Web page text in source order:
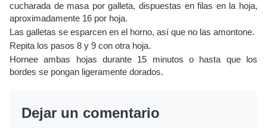
cucharada de masa por galleta, dispuestas en filas en la hoja,
aproximadamente 16 por hoja.
Las galletas se esparcen en el horno, así que no las amontone.
Repita los pasos 8 y 9 con otra hoja.
Hornee ambas hojas durante 15 minutos o hasta que los
bordes se pongan ligeramente dorados.
Dejar un comentario